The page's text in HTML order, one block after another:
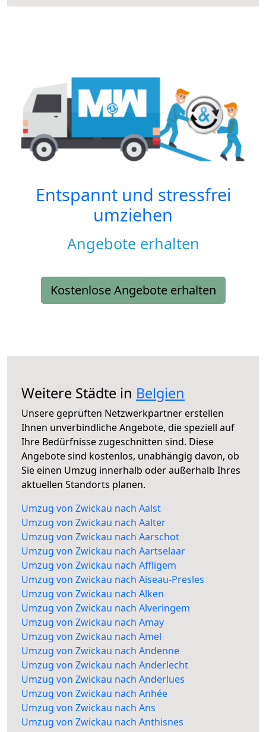
Entspannt und stressfrei
umziehen
Angebote erhalten
Kostenlose Angebote erhalten
Weitere Städte in Belgien
Unsere geprüften Netzwerkpartner erstellen
Ihnen unverbindliche Angebote, die speziell auf
Ihre Bedürfnisse zugeschnitten sind. Diese
Angebote sind kostenlos, unabhängig davon, ob
Sie einen Umzug innerhalb oder außerhalb Ihres
aktuellen Standorts planen.
Umzug von Zwickau nach Aalst
Umzug von Zwickau nach Aalter
Umzug von Zwickau nach Aarschot
Umzug von Zwickau nach Aartselaar
Umzug von Zwickau nach Affligem
Umzug von Zwickau nach Aiseau-Presles
Umzug von Zwickau nach Alken
Umzug von Zwickau nach Alveringem
Umzug von Zwickau nach Amay
Umzug von Zwickau nach Amel
Umzug von Zwickau nach Andenne
Umzug von Zwickau nach Anderlecht
Umzug von Zwickau nach Anderlues
Umzug von Zwickau nach Anhée
Umzug von Zwickau nach Ans
Umzug von Zwickau nach Anthisnes